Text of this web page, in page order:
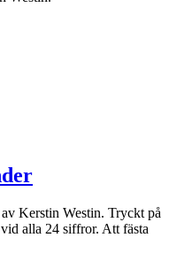
Kerstin Westin. Tryckt på
alla 24 siffror. Att fästa